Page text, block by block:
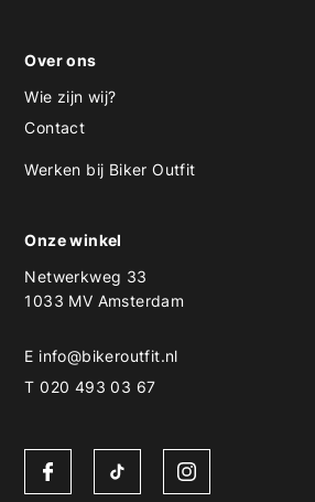
Over ons
Wie zijn wij?
Contact
Werken bij Biker Outfit
Onze winkel
Netwerkweg 33
1033 MV Amsterdam
E info@bikeroutfit.nl
T 020 493 03 67